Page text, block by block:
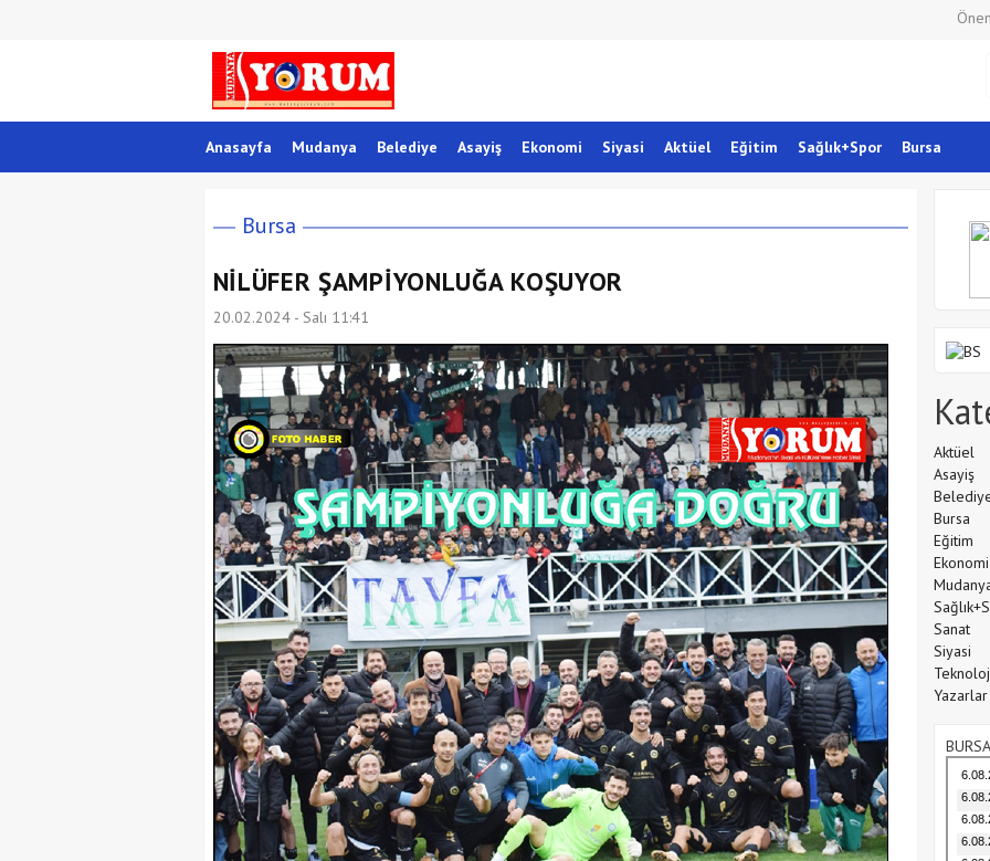
Anasayfa Mudanya Belediye Asayiş Ekonomi Siyasi Aktüel Eğitim Sağlık+Spor Bursa
Bursa
NİLÜFER ŞAMPİYONLUĞA KOŞUYOR
20.02.2024 - Salı 11:41
Aktüel
Asayiş
Bursa
Eğitim
Ekonomi
Sanat
Siyasi
Yazarlar